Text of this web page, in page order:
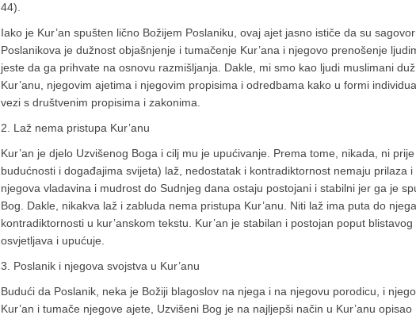
44).
Iako je Kur’an spušten lično Božijem Poslaniku, ovaj ajet jasno ističe da su
Poslanikova je dužnost objašnjenje i tumačenje Kur’ana i njegovo prenošenje
jeste da ga prihvate na osnovu razmišljanja. Dakle, mi smo kao ljudi muslimani
Kur’anu, njegovim ajetima i njegovim propisima i odredbama kako u formi
vezi s društvenim propisima i zakonima.
2. Laž nema pristupa Kur’anu
Kur’an je djelo Uzvišenog Boga i cilj mu je upućivanje. Prema tome, nikada, ni
budućnosti i događajima svijeta) laž, nedostatak i kontradiktornost nemaju prilaza i
njegova vladavina i mudrost do Sudnjeg dana ostaju postojani i stabilni jer ga je
Bog. Dakle, nikakva laž i zabluda nema pristupa Kur’anu. Niti laž ima puta do
kontradiktornosti u kur’anskom tekstu. Kur’an je stabilan i postojan poput blistavog
osvjetljava i upućuje.
3. Poslanik i njegova svojstva u Kur’anu
Budući da Poslanik, neka je Božiji blagoslov na njega i na njegovu porodicu, i
Kur’an i tumače njegove ajete, Uzvišeni Bog je na najljepši način u Kur’anu